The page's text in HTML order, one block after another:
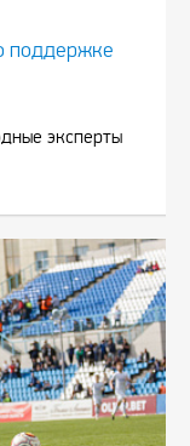
поддержке
эксперты